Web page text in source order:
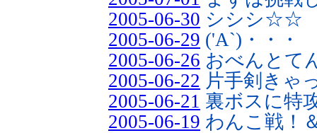
2005-06-30 シシシ☆☆
2005-06-29 ('A`)・・・
2005-06-26 おべんとて
2005-06-22 片手剣きゃ
2005-06-21 裏ボスに特
2005-06-19 わんこ戦！